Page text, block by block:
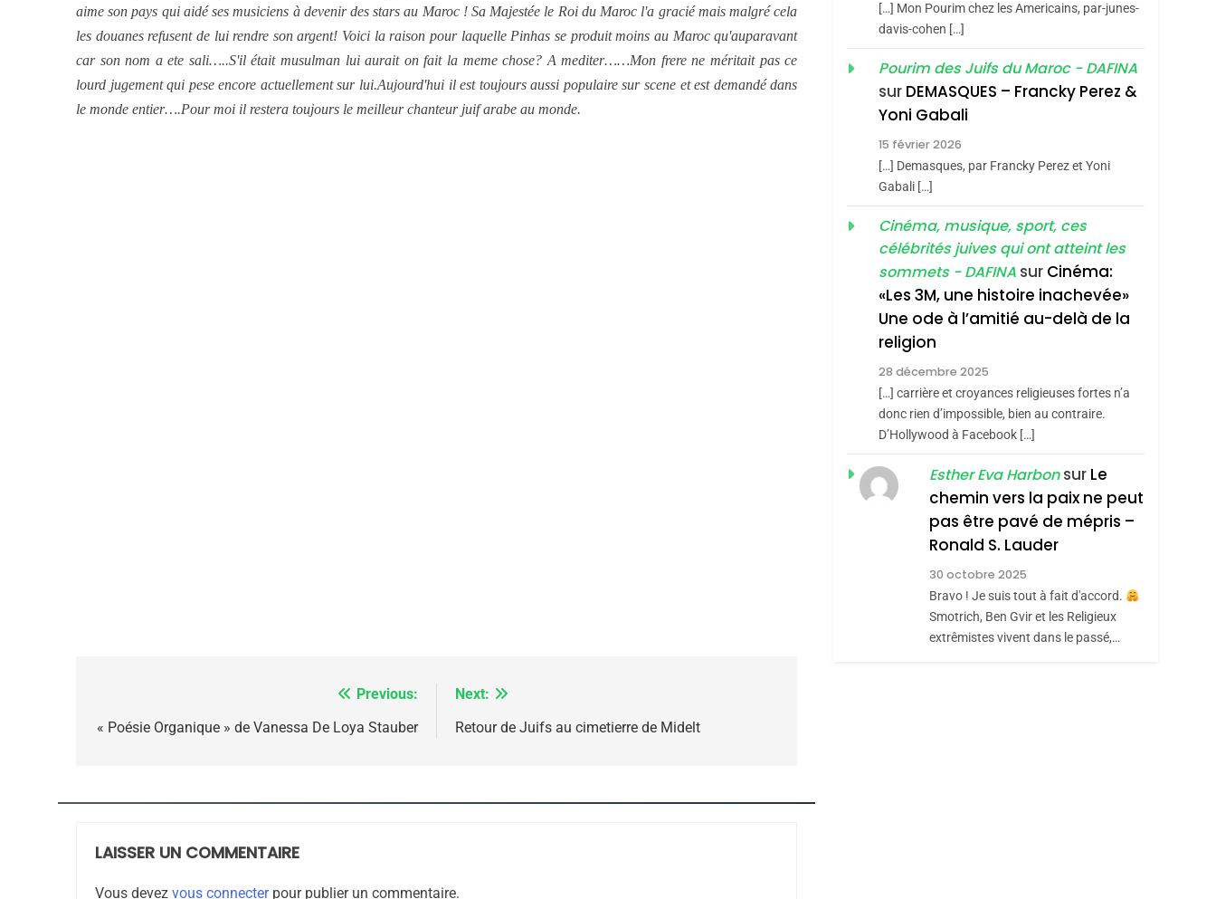
aime son pays qui aidé ses musiciens à devenir des stars au Maroc ! Sa Majestée le Roi du Maroc l'a gracié mais malgré cela
les douanes refusent de lui rendre son argent! Voici la raison pour laquelle Pinhas se produit moins au Maroc qu'auparavant
car son nom a ete sali…..S'il était musulman lui aurait on fait la meme chose? A mediter……Mon frere ne méritait pas ce
lourd jugement qui pese encore actuellement sur lui.Aujourd'hui il est toujours aussi populaire sur scene et est demandé dans
le monde entier….Pour moi il restera toujours le meilleur chanteur juif arabe au monde.
de
Previous:
« Poésie Organique » de Vanessa De Loya Stauber
Next:
Retour de Juifs au cimetierre de Midelt
LAISSER UN COMMENTAIRE
Vous devez vous connecterpour publier un commentaire.
2
Dis Guerre»: La
Nouvelle Chanson De
Boy George
ISRAÉL JUDAISME
Accords D’Isaac:
L’alliance Pourrait
S’étendre À 13 Pays
D’Amérique Latine
ISRAÉL JUDAISME
5
Meurtrière Selon Le
Rapport D’ADL
Contre
L’antisémitisme
FRANCE ISRAÉL
FIÈRE, DIGNE ET
RÉSILIENTE :
POURQUOI JE
REVENDIQUE MA
JUDAÏTE Par Thérèse
Zrihen-Dvir
ISRAÉL JUDAISME
CE QUI NOUS
MANQUE – Jacques
Hadida
JUDAISME
Maroc : Les Amandes
[…] Mon Pourim chez les Americains, par-junes-
davis-cohen […]
Pourim des Juifs du Maroc - DAFINA
sur DEMASQUES – Francky Perez &
Yoni Gabali
15 février 2026
[…] Demasques, par Francky Perez et Yoni
Gabali […]
Cinéma, musique, sport, ces
célébrités juives qui ont atteint les
sommets - DAFINA sur Cinéma:
«Les 3M, une histoire inachevée»
Une ode à l’amitié au-delà de la
religion
28 décembre 2025
[…] carrière et croyances religieuses fortes n’a
donc rien d’impossible, bien au contraire.
D’Hollywood à Facebook […]
Esther Eva Harbonsur Le
chemin vers la paix ne peut
pas être pavé de mépris –
Ronald S. Lauder
30 octobre 2025
Bravo ! Je suis tout à fait d'accord.
Smotrich, Ben Gvir et les Religieux
extrêmistes vivent dans le passé,…
2025, L’année La Plus Meurtrière Selon Le Rapport D’ADL Contre L’antisémitisme
FIÈRE, DIGNE ET RÉSILIENTE : POURQUOI JE REVENDIQUE MA JUDAÏTE Par Thérèse Zrihen-
CE QUI NOUS MANQUE – Jacques Hadida